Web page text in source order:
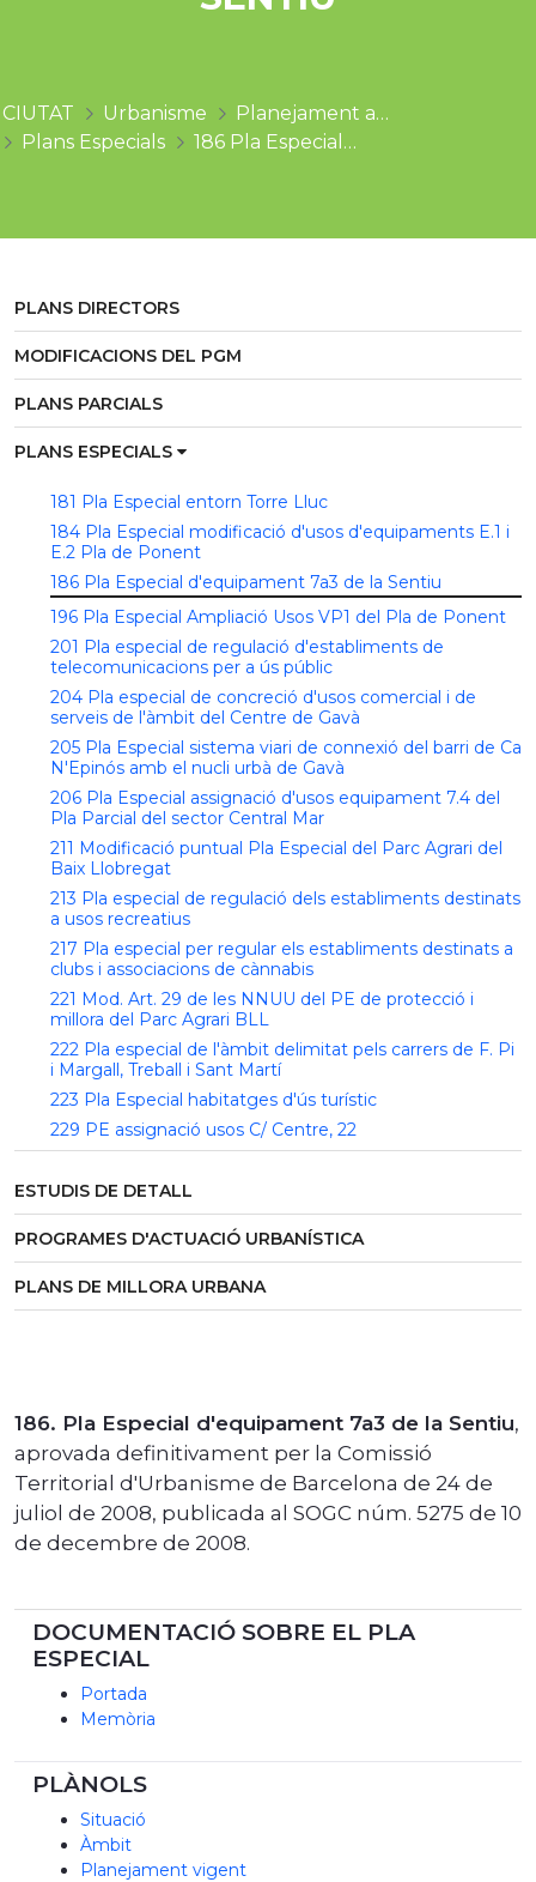
CIUTAT Urbanisme
Planejament aprovat
Plans Especials
186 Pla Especial d'equipament 7a3 de la Sentiu
PLANS DIRECTORS
MODIFICACIONS DEL PGM
PLANS PARCIALS
PLANS ESPECIALS
181 Pla Especial entorn Torre Lluc
184 Pla Especial modificació d'usos d'equipaments E.1 i
E.2 Pla de Ponent
186 Pla Especial d'equipament 7a3 de la Sentiu
196 Pla Especial Ampliació Usos VP1 del Pla de Ponent
201 Pla especial de regulació d'establiments de
telecomunicacions per a ús públic
204 Pla especial de concreció d'usos comercial i de
serveis de l'àmbit del Centre de Gavà
205 Pla Especial sistema viari de connexió del barri de Ca
N'Epinós amb el nucli urbà de Gavà
206 Pla Especial assignació d'usos equipament 7.4 del
Pla Parcial del sector Central Mar
211 Modificació puntual Pla Especial del Parc Agrari del
Baix Llobregat
213 Pla especial de regulació dels establiments destinats
a usos recreatius
217 Pla especial per regular els establiments destinats a
clubs i associacions de cànnabis
221 Mod. Art. 29 de les NNUU del PE de protecció i
millora del Parc Agrari BLL
222 Pla especial de l'àmbit delimitat pels carrers de F. Pi
i Margall, Treball i Sant Martí
223 Pla Especial habitatges d'ús turístic
229 PE assignació usos C/ Centre, 22
ESTUDIS DE DETALL
PROGRAMES D'ACTUACIÓ URBANÍSTICA
PLANS DE MILLORA URBANA
186. Pla Especial d'equipament 7a3 de la Sentiu,
aprovada definitivament per la Comissió
Territorial d'Urbanisme de Barcelona de 24 de
juliol de 2008, publicada al SOGC núm. 5275 de 10
de decembre de 2008.
DOCUMENTACIÓ SOBRE EL PLA
ESPECIAL
Portada
Memòria
PLÀNOLS
Situació
Àmbit
Planejament vigent